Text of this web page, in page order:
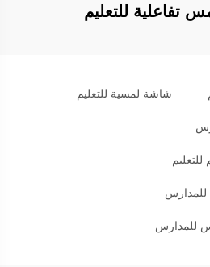
تفاعلية للتعليم
شاشة لمسية للتعليم
للمدارس
للمدارس